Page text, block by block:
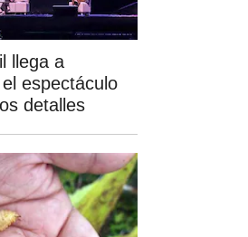
llega a
espectáculo
detalles